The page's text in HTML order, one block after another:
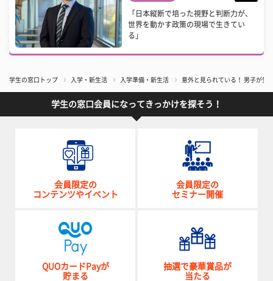
「日本縦断で培った視野と判断力が、
世界を動かす政策の現場で生きてい
る」
学生の窓口トップ 入学・新生活 入学準備・新生活 意外と見られている！ 男子が気
学生の窓口会員になってきっかけを探そう！
会員限定の
コンテンツやイベント
会員限定の
セミナー開催
QUOカードPayが
貯まる
抽選で豪華賞品が
当たる